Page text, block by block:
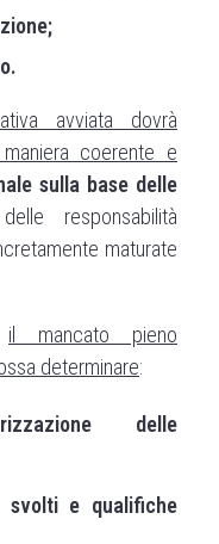
avviata dovrà
coerente e
sulla base delle
responsabilità
maturate
il mancato pieno
determinare:
delle
svolti e qualifiche